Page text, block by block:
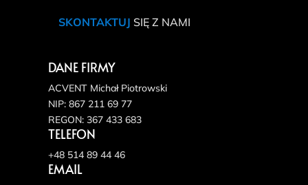
SKONTAKTUJ SIĘ Z NAMI
DANE FIRMY
ACVENT Michał Piotrowski
NIP: 867 211 69 77
REGON: 367 433 683
TELEFON
+48 514 89 44 46
EMAIL